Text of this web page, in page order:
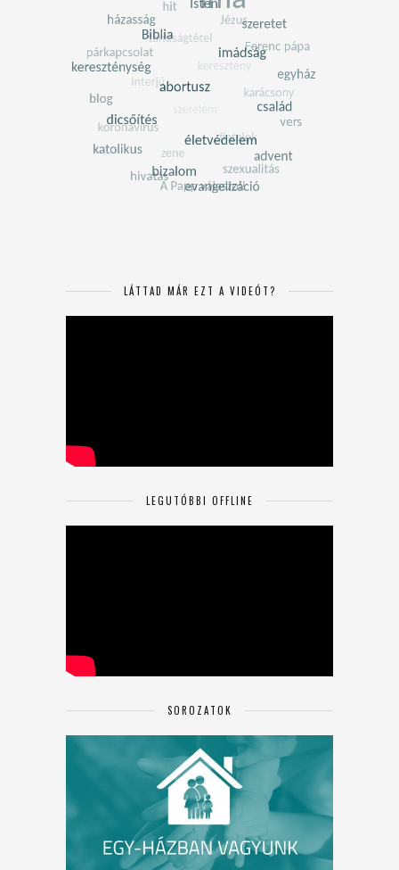
LÁTTAD MÁR EZT A VIDEÓT?
LEGUTÓBBI OFFLINE
SOROZATOK